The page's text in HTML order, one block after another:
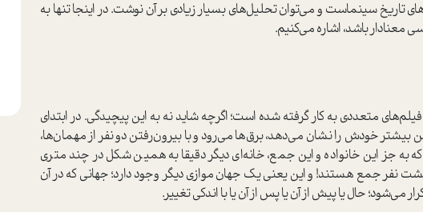
تاریخ سینماست و می‌توان تحلیل‌های بسیار زیادی بر آن نوشت. در اینجا تنها به
معنادار باشد، اشاره می‌کنیم.
متعددی به کار گرفته شده است؛ اگرچه شاید نه به این پیچیدگی. در ابتدای
بیشتر خودش را نشان می‌دهد، برق‌ها می‌رود و با بیرون‌رفتن دو نفر از مهمان‌ها،
جز این خانواده و این جمع، خانه‌ای دیگر دقیقا به همین شکل در چند متری
نفر جمع هستند! و این یعنی یک جهان موازی دیگر وجود دارد؛ جهانی که در آن
می‌شود؛ حال یا پیش از آن یا پس از آن یا با اندکی تغییر.